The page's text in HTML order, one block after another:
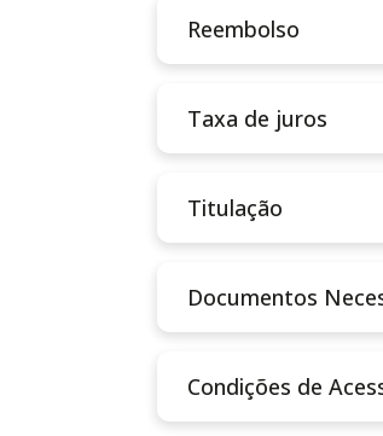
Reembolso
Taxa de juros
Titulação
Documentos
Condições de